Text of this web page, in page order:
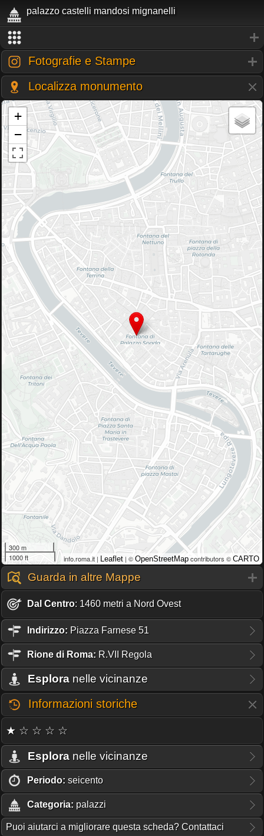
palazzo castelli mandosi mignanelli
Fotografie e Stampe
Localizza monumento
+
−
300 m
1000 ft
info.roma.it | Leaflet | © OpenStreetMap contributors © CARTO
Guarda in altre Mappe
Dal Centro: 1460 metri a Nord Ovest
Indirizzo: Piazza Farnese 51
Rione di Roma: R.VII Regola
Esplora nelle vicinanze
Informazioni storiche
★ ☆ ☆ ☆ ☆
Esplora nelle vicinanze
Periodo: seicento
Categoria: palazzi
Puoi aiutarci a migliorare questa scheda? Contattaci